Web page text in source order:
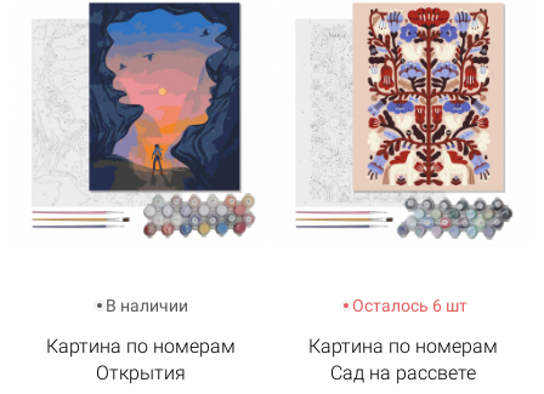
В наличии
Картина по номерам
Открытия
Осталось 6 шт
Картина по номерам
Сад на рассвете